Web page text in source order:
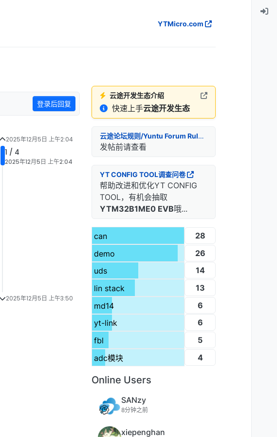
YTMicro.com
登录后回复
2025年12月5日 上午2:04
1 / 4
2025年12月5日 上午2:04
2025年12月5日 上午3:50
云途开发生态介绍
快速上手云途开发生态
云途论坛规则/Yuntu Forum Rules
发帖前请查看
YT CONFIG TOOL调查问卷
帮助改进和优化YT CONFIG
TOOL，有机会抽取
YTM32B1ME0 EVB哦...
can
28
demo
26
uds
14
lin stack
13
md14
6
yt-link
6
fbl
5
adc模块
4
Online Users
SANzy
8分钟之前
xiepenghan